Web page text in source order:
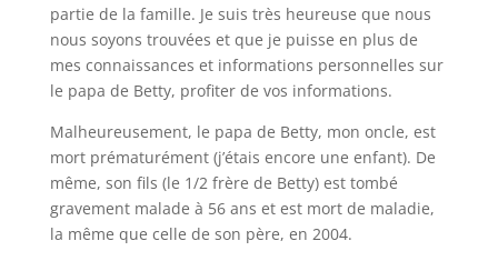
partie de la famille. Je suis très heureuse que nous
nous soyons trouvées et que je puisse en plus de
mes connaissances et informations personnelles sur
le papa de Betty, profiter de vos informations.
Malheureusement, le papa de Betty, mon oncle, est
mort prématurément (j’étais encore une enfant). De
même, son fils (le 1/2 frère de Betty) est tombé
gravement malade à 56 ans et est mort de maladie,
la même que celle de son père, en 2004.